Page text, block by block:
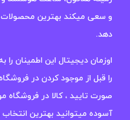
و سعی میکند بهترین محصولات
دهد.
اوزمان دیجیتال این اطمینان
را قبل از موجود کردن در
صورت تایید ، کالا در فروشگاه
آسوده میتوانید بهترین انتخاب